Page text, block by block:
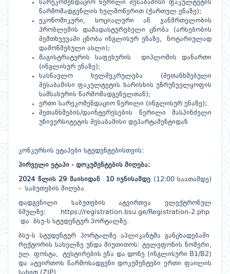
სარეკომენდაციო წერილი შესაბამისი ფაკულტეტის
წარმომადგენლის ხელმოწერით (ქართულ ენაზე);
ეკონომიკური, სოციალური ან ჯანმრთელობის
პრობლემის დამადასტურებელი ცნობა (არსებობის
შემთხვევაში ცნობა ინგლისურ ენაზე, ნოტარიულად
დამოწმებული ასლი);
მაგისტრატურის საფეხურის დიპლომის დანართი
(ინგლისურ ენაზე);
სასწავლო ხელშეკრულება (შეთანხმებული
შესაბამისი ფაკულტეტის ხარისხის უზრუნველყოფის
სამსახურის წარმომადგენელთან);
ერთი სარეკომენდაციო წერილი (ინგლისურ ენაზე);
შეთანხმების/დაინტერესების წერილი მასპინძელი
უნივერსიტეტის შესაბამისი დეპარტამენტიდან
კონკურსის ეტაპები სტუდენტებისთვის:
პირველი ეტაპი - დოკუმენტების მიღება:
2024 წლის 29 მაისიდან 10 ივნისამდე (12:00 საათამდე)
- საბუთების მიღება
დადგენილი საბუთების ატვირთვა ელექტრონულ
ბმულზე:
https://registration.bsu.ge/Registration-2.php
და ბსუ-ს სტუდენტურ პორტალზე.
ბსუ-ს სტუდენტურ პორტალზე აპლიკანტმა განცხადებაში
რექტორის სახელზე უნდა მიუთითოს: ტელეფონის ნომერი,
ელ. ფოსტა, ტესტირების ენა და დონე (ინგლისური B1/B2)
და ატვირთოს წარმოსადგენი დოკუმენტები ერთი ფაილის